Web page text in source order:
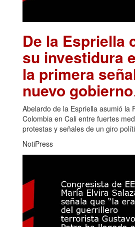
De la Espriella
su investidura
la primera
nuevo gobierno
Abelardo de la Espriella asumió la
Colombia en Cali entre fuertes
protestas y señales de un giro
NotiPress